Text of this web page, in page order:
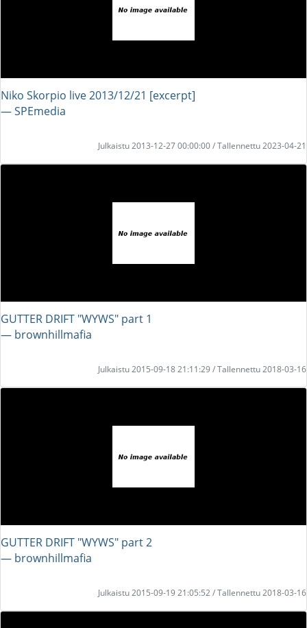
Niko Skorpio live 2013/12/21 [excerpt]
― SPEmedia
Julkaistu 2013-12-27 00:00:00 / Tallennettu 2023-04-21
GUTTER DRIFT "WYWS" part 1
― brownhillmafia
Julkaistu 2015-09-18 21:11:29 / Tallennettu 2018-03-16
GUTTER DRIFT "WYWS" part 2
― brownhillmafia
Julkaistu 2015-09-19 21:05:52 / Tallennettu 2018-03-16